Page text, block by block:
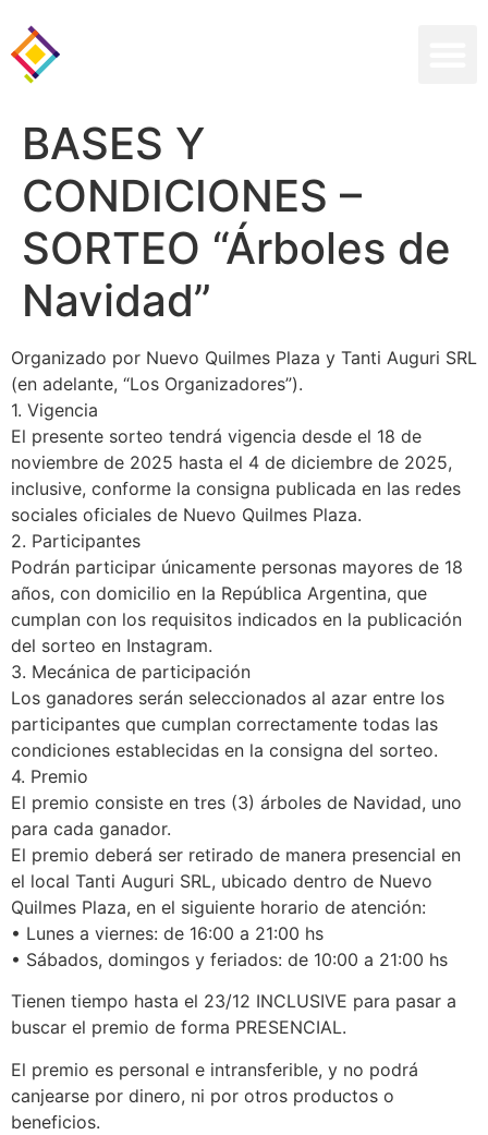
BASES Y
CONDICIONES –
SORTEO “Árboles de
Navidad”
Organizado por Nuevo Quilmes Plaza y Tanti Auguri SRL
(en adelante, “Los Organizadores”).
1. Vigencia
El presente sorteo tendrá vigencia desde el 18 de
noviembre de 2025 hasta el 4 de diciembre de 2025,
inclusive, conforme la consigna publicada en las redes
sociales oficiales de Nuevo Quilmes Plaza.
2. Participantes
Podrán participar únicamente personas mayores de 18
años, con domicilio en la República Argentina, que
cumplan con los requisitos indicados en la publicación
del sorteo en Instagram.
3. Mecánica de participación
Los ganadores serán seleccionados al azar entre los
participantes que cumplan correctamente todas las
condiciones establecidas en la consigna del sorteo.
4. Premio
El premio consiste en tres (3) árboles de Navidad, uno
para cada ganador.
El premio deberá ser retirado de manera presencial en
el local Tanti Auguri SRL, ubicado dentro de Nuevo
Quilmes Plaza, en el siguiente horario de atención:
• Lunes a viernes: de 16:00 a 21:00 hs
• Sábados, domingos y feriados: de 10:00 a 21:00 hs
Tienen tiempo hasta el 23/12 INCLUSIVE para pasar a
buscar el premio de forma PRESENCIAL.
El premio es personal e intransferible, y no podrá
canjearse por dinero, ni por otros productos o
beneficios.